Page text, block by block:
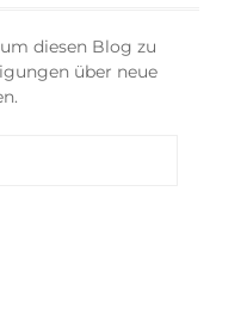
diesen Blog zu
über neue